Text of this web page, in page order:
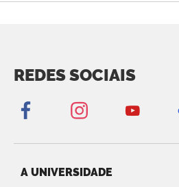
REDES SOCIAIS
A UNIVERSIDADE